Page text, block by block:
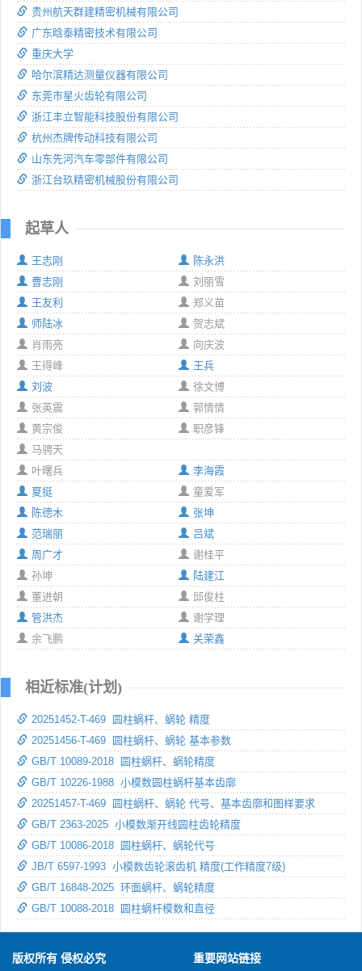
贵州航天群建精密机械有限公司
广东晗泰精密技术有限公司
重庆大学
哈尔滨精达测量仪器有限公司
东莞市星火齿轮有限公司
浙江丰立智能科技股份有限公司
杭州杰牌传动科技有限公司
山东先河汽车零部件有限公司
浙江台玖精密机械股份有限公司
起草人
王志刚
陈永洪
曹志刚
刘丽雪
王友利
郑义苗
师陆冰
贺志斌
肖雨亮
向庆波
王得峰
王兵
刘波
徐文博
张英震
郭情情
黄宗俊
职彦锋
马骋天
叶曙兵
李海霞
夏挺
童爱军
陈德木
张坤
范瑞丽
吕斌
周广才
谢桂平
孙坤
陆建江
董进朝
邱俊柱
管洪杰
谢学理
余飞鹏
关荣鑫
相近标准(计划)
20251452-T-469 圆柱蜗杆、蜗轮 精度
20251456-T-469 圆柱蜗杆、蜗轮 基本参数
GB/T 10089-2018 圆柱蜗杆、蜗轮精度
GB/T 10226-1988 小模数圆柱蜗杆基本齿廓
20251457-T-469 圆柱蜗杆、蜗轮 代号、基本齿廓和图样要求
GB/T 2363-2025 小模数渐开线圆柱齿轮精度
GB/T 10086-2018 圆柱蜗杆、蜗轮代号
JB/T 6597-1993 小模数齿轮滚齿机 精度(工作精度7级)
GB/T 16848-2025 环面蜗杆、蜗轮精度
GB/T 10088-2018 圆柱蜗杆模数和直径
版权所有 侵权必究 重要网站链接